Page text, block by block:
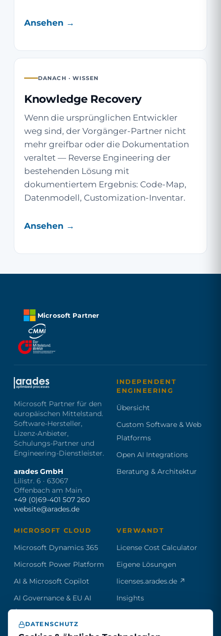
Ansehen →
DANACH · WISSEN
Knowledge Recovery
Wenn die ursprünglichen Entwickler
weg sind, der Vorgänger-Partner nicht
mehr greifbar oder die Dokumentation
veraltet — Reverse Engineering der
bestehenden Lösung mit
dokumentiertem Ergebnis: Code-Map,
Datenmodell, Customization-Inventar.
Ansehen →
Microsoft Partner
Microsoft Partner für den
europäischen Mittelstand.
Software-Hersteller,
Lizenz-Anbieter,
Schulungs-Partner und
Engineering-Dienstleister.
arades GmbH
Lilistr. 6 · 63067
Offenbach am Main
+49 (0)69-401 507 260
website@arades.de
INDEPENDENT
ENGINEERING
Übersicht
Custom Software & Web
Platforms
Open AI Integrations
Beratung & Architektur
MICROSOFT CLOUD
Microsoft Dynamics 365
Microsoft Power Platform
AI & Microsoft Copilot
AI Governance & EU AI
Act
VERWANDT
License Cost Calculator
Eigene Lösungen
licenses.arades.de ↗
Insights
Kontakt
DATENSCHUTZ